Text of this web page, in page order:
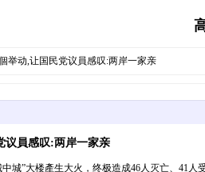
举动,让国民党议員感叹:两岸一家亲
议員感叹:两岸一家亲
城”大楼產生大火，终极造成46人灭亡、41